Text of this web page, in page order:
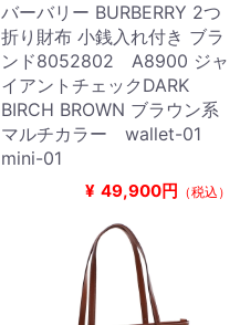
バーバリー BURBERRY 2つ
折り財布 小銭入れ付き ブラ
ンド8052802 A8900 ジャ
イアントチェックDARK
BIRCH BROWN ブラウン系
マルチカラー wallet-01
mini-01
¥ 49,900円 （税込）